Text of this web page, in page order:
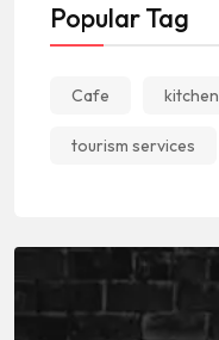
Popular Tag
Cafe kitchen
tourism services